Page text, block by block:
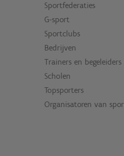
Sportfederaties
G-sport
Sportclubs
Bedrijven
Trainers en begeleiders
Scholen
Topsporters
Organisatoren van